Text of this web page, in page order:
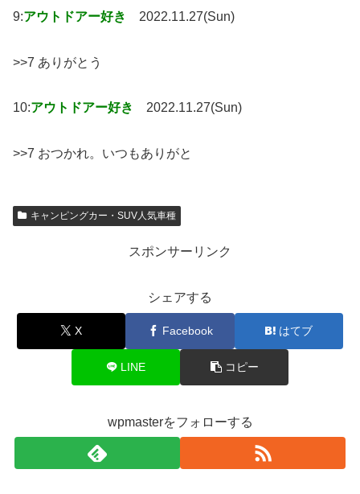
9:アウトドアー好き 2022.11.27(Sun)
>>7 ありがとう
10:アウトドアー好き 2022.11.27(Sun)
>>7 おつかれ。いつもありがと
キャンピングカー・SUV人気車種
スポンサーリンク
シェアする
X Facebook はてブ
LINE コピー
wpmasterをフォローする